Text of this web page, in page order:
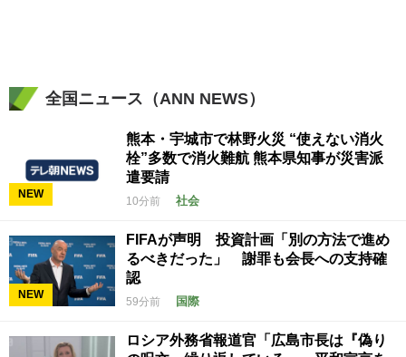
全国ニュース（ANN NEWS）
NEW
熊本・宇城市で林野火災 “使えない消火
栓”多数で消火難航 熊本県知事が災害派
遣要請
10分前 社会
NEW
FIFAが声明 投資計画「別の方法で進め
るべきだった」 謝罪も会長への支持確
認
59分前 国際
ロシア外務省報道官「広島市長は『偽り